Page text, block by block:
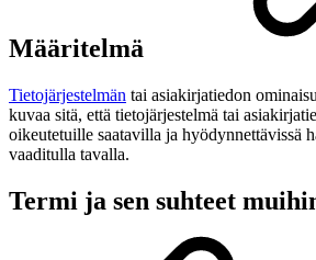
Määritelmä
Tietojärjestelmän tai asiakirjatiedon
kuvaa sitä, että tietojärjestelmä tai
oikeutetuille saatavilla ja hyödynnettävissä
vaaditulla tavalla.
Termi ja sen suhteet